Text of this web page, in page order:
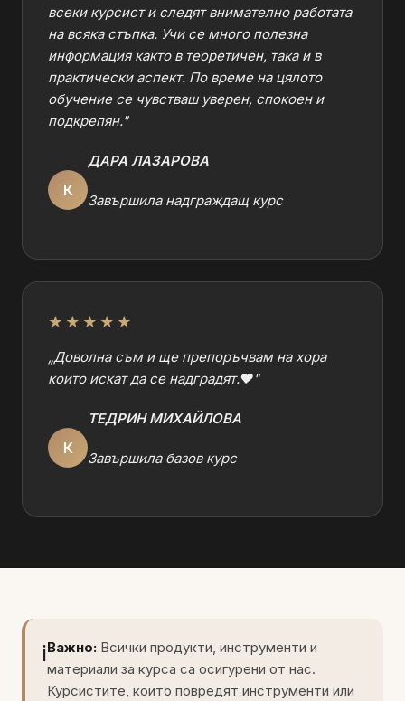
всеки курсист и следят внимателно работата
на всяка стъпка. Учи се много полезна
информация както в теоретичен, така и в
практически аспект. По време на цялото
обучение се чувстваш уверен, спокоен и
подкрепян."
К
ДАРА ЛАЗАРОВА
Завършила надграждащ курс
★★★★★
„Доволна съм и ще препоръчвам на хора
които искат да се надградят.❤️"
К
ТЕДРИН МИХАЙЛОВА
Завършила базов курс
ℹ️Важно: Всички продукти, инструменти и
материали за курса са осигурени от нас.
Курсистите, които повредят инструменти или